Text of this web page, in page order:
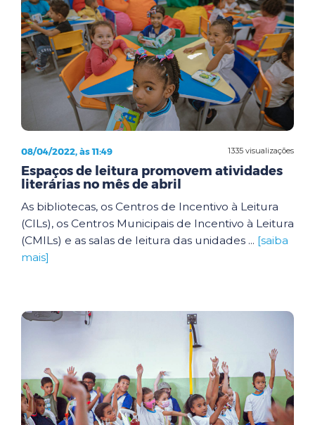
1335 visualizações
08/04/2022, às 11:49
Espaços de leitura promovem atividades
literárias no mês de abril
As bibliotecas, os Centros de Incentivo à Leitura
(CILs), os Centros Municipais de Incentivo à Leitura
(CMILs) e as salas de leitura das unidades ... [saiba
mais]